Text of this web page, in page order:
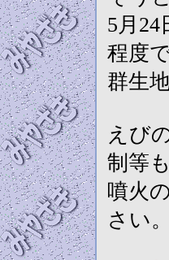
5月
程度
群生
えび
制等
噴火
さい。